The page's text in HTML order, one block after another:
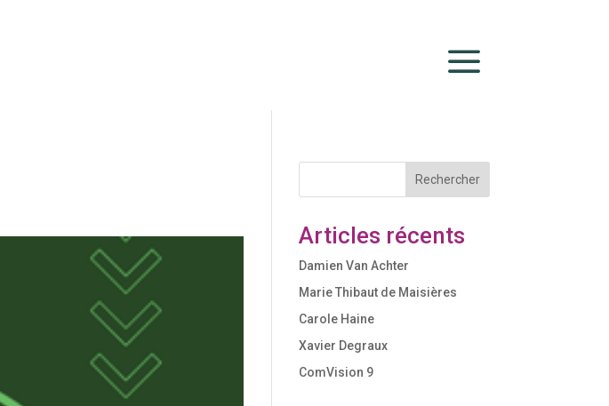
a
Rechercher
Articles récents
Damien Van Achter
Marie Thibaut de Maisières
Carole Haine
Xavier Degraux
ComVision 9